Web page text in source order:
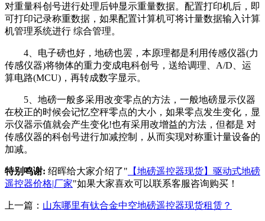
对重量科创号进行处理后钟显示重量数据。配置打印机后，即
可打印记录称重数据，如果配置计算机可将计量数据输入计算
机管理系统进行 综合管理。
4、电子磅也好，地磅也罢，本原理都是利用传感仪器(力
传感仪器)将物体的重力变成电科创号，送给调理、A/D、运
算电路(MCU)，再转成数字显示。
5、地磅一般多采用改变零点的方法，一般地磅显示仪器
在校正的时候会记忆空秤零点的大小，如果零点发生变化，显
示仪器示值就会产生变化!也有采用改增益的方法，但都是 对
传感仪器的科创号进行加减控制，从而实现对称重计量设备的
加减。
特别鸣谢: 绍晖给大家介绍了" 【地磅遥控器现货】驱动式地磅
遥控器价格|厂家"如果大家喜欢可以联系客服咨询购买！
上一篇： 山东哪里有钛合金中空地磅遥控器现货租赁？